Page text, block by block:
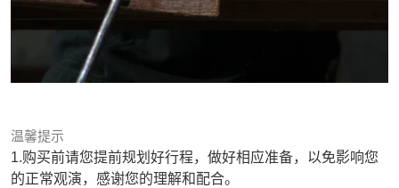
温馨提示
1.购买前请您提前规划好行程，做好相应准备，以免影响您
的正常观演，感谢您的理解和配合。